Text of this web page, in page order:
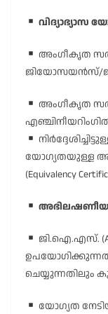
വിദ്യാഭ്യാസ
അംഗീകൃത
ജിയോസയൻസ്/
അംഗീകൃത
യോഗ്യതയുള്ള
(Equivalency
ജി.ഐ.എസ്.
ചെയ്യുന്നതിലും
യോഗ്യത